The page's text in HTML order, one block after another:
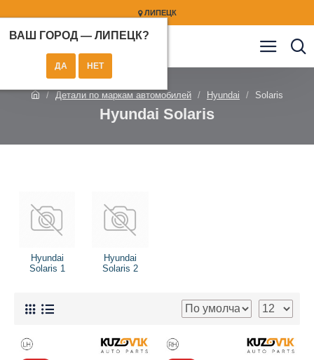
ЛИПЕЦК
ВАШ ГОРОД — ЛИПЕЦК?
Детали по маркам автомобилей Hyundai Solaris
Hyundai Solaris
Hyundai
Solaris 1
Hyundai
Solaris 2